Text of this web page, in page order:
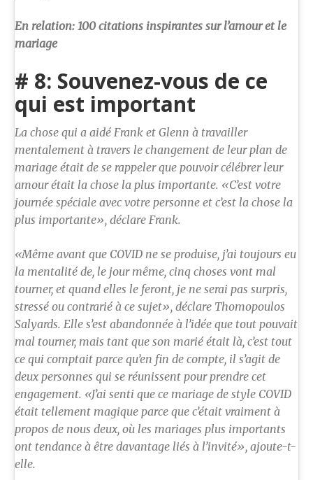
En relation: 100 citations inspirantes sur l’amour et le
mariage
# 8: Souvenez-vous de ce
qui est important
La chose qui a aidé Frank et Glenn à travailler
mentalement à travers le changement de leur plan de
mariage était de se rappeler que pouvoir célébrer leur
amour était la chose la plus importante. «C’est votre
journée spéciale avec votre personne et c’est la chose la
plus importante», déclare Frank.
«Même avant que COVID ne se produise, j’ai toujours eu
la mentalité de, le jour même, cinq choses vont mal
tourner, et quand elles le feront, je ne serai pas surpris,
stressé ou contrarié à ce sujet», déclare Thomopoulos
Salyards. Elle s’est abandonnée à l’idée que tout pouvait
mal tourner, mais tant que son marié était là, c’est tout
ce qui comptait parce qu’en fin de compte, il s’agit de
deux personnes qui se réunissent pour prendre cet
engagement. «J’ai senti que ce mariage de style COVID
était tellement magique parce que c’était vraiment à
propos de nous deux, où les mariages plus importants
ont tendance à être davantage liés à l’invité», ajoute-t-
elle.